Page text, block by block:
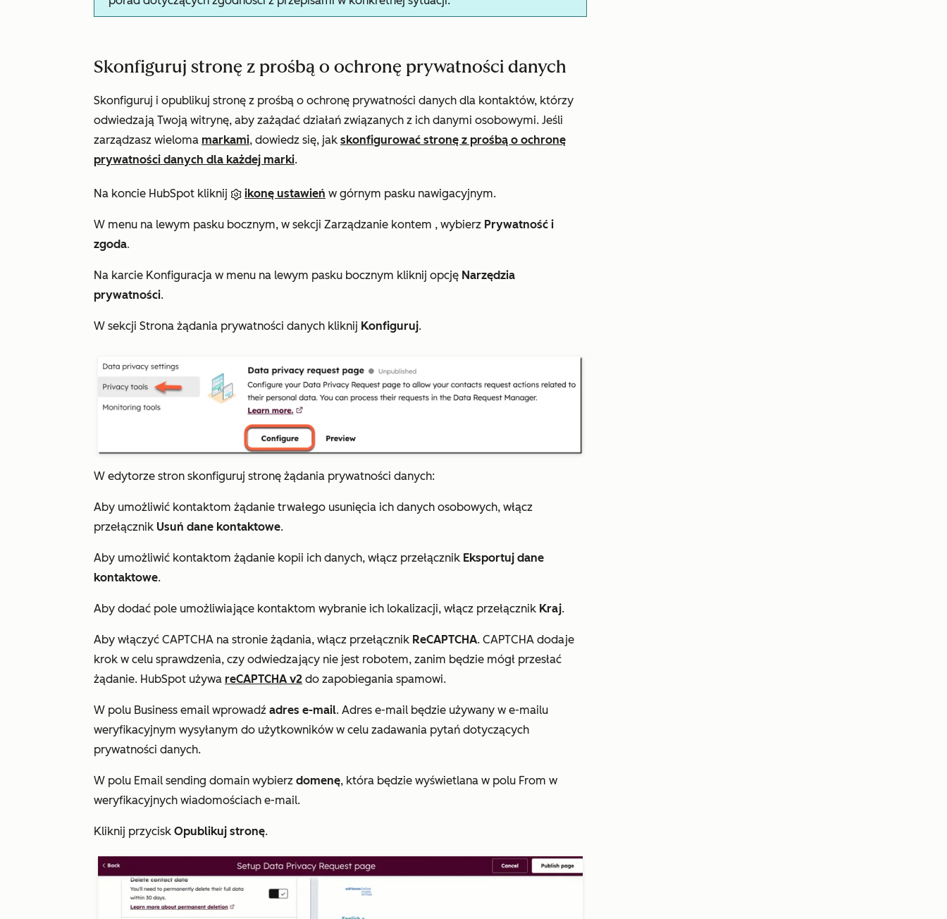
Skonfiguruj stronę z prośbą o ochronę prywatności danych
Skonfiguruj i opublikuj stronę z prośbą o ochronę prywatności danych dla kontaktów, którzy
odwiedzają Twoją witrynę, aby zażądać działań związanych z ich danymi osobowymi. Jeśli
zarządzasz wieloma markami, dowiedz się, jak skonfigurować stronę z prośbą o ochronę
prywatności danych dla każdej marki.
Na koncie HubSpot kliknij ikonę ustawień w górnym pasku nawigacyjnym.
W menu na lewym pasku bocznym, w sekcji Zarządzanie kontem , wybierz Prywatność i
zgoda.
Na karcie Konfiguracja w menu na lewym pasku bocznym kliknij opcję Narzędzia
prywatności.
W sekcji Strona żądania prywatności danych kliknij Konfiguruj.
W edytorze stron skonfiguruj stronę żądania prywatności danych:
Aby umożliwić kontaktom żądanie trwałego usunięcia ich danych osobowych, włącz
przełącznik Usuń dane kontaktowe.
Aby umożliwić kontaktom żądanie kopii ich danych, włącz przełącznik Eksportuj dane
kontaktowe.
Aby dodać pole umożliwiające kontaktom wybranie ich lokalizacji, włącz przełącznik Kraj.
Aby włączyć CAPTCHA na stronie żądania, włącz przełącznik ReCAPTCHA. CAPTCHA dodaje
krok w celu sprawdzenia, czy odwiedzający nie jest robotem, zanim będzie mógł przesłać
żądanie. HubSpot używa reCAPTCHA v2 do zapobiegania spamowi.
W polu Business email wprowadź adres e-mail. Adres e-mail będzie używany w e-mailu
weryfikacyjnym wysyłanym do użytkowników w celu zadawania pytań dotyczących
prywatności danych.
W polu Email sending domain wybierz domenę, która będzie wyświetlana w polu From w
weryfikacyjnych wiadomościach e-mail.
Kliknij przycisk Opublikuj stronę.